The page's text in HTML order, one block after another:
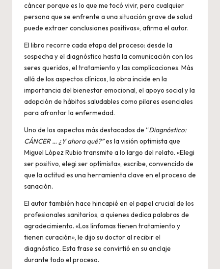
cáncer porque es lo que me tocó vivir, pero cualquier
persona que se enfrente a una situación grave de salud
puede extraer conclusiones positivas», afirma el autor.
El libro recorre cada etapa del proceso: desde la
sospecha y el diagnóstico hasta la comunicación con los
seres queridos, el tratamiento y las complicaciones. Más
allá de los aspectos clínicos, la obra incide en la
importancia del bienestar emocional, el apoyo social y la
adopción de hábitos saludables como pilares esenciales
para afrontar la enfermedad.
Uno de los aspectos más destacados de “Diagnóstico:
CÁNCER … ¿Y ahora qué?”es la visión optimista que
Miguel López Rubio transmite a lo largo del relato. «Elegi
ser positivo, elegi ser optimista», escribe, convencido de
que la actitud es una herramienta clave en el proceso de
sanación.
El autor también hace hincapié en el papel crucial de los
profesionales sanitarios, a quienes dedica palabras de
agradecimiento. «Los linfomas tienen tratamiento y
tienen curación», le dijo su doctor al recibir el
diagnóstico. Esta frase se convirtió en su anclaje
durante todo el proceso.